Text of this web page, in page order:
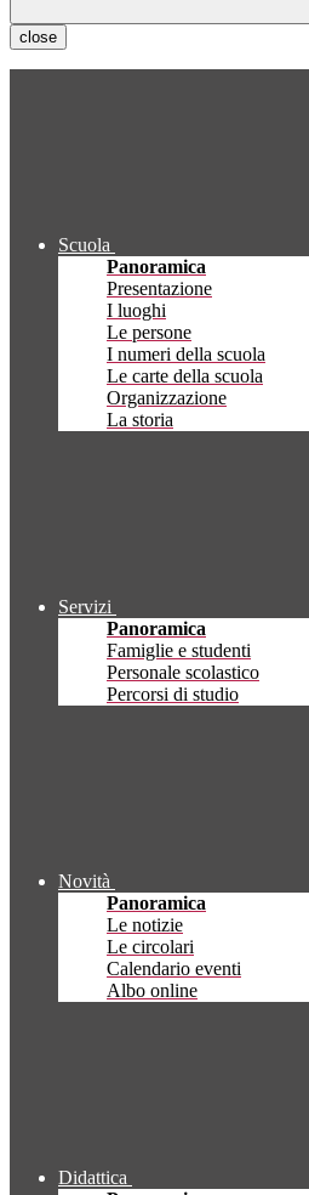
close
Scuola
Panoramica
Presentazione
I luoghi
Le persone
I numeri della scuola
Le carte della scuola
Organizzazione
La storia
Servizi
Panoramica
Famiglie e studenti
Personale scolastico
Percorsi di studio
Novità
Panoramica
Le notizie
Le circolari
Calendario eventi
Albo online
Didattica